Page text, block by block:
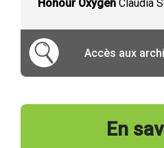
Honour Oxygen Claudia
Accès aux
En